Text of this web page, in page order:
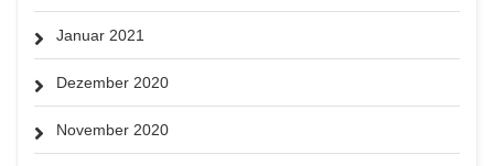
Januar 2021
Dezember 2020
November 2020